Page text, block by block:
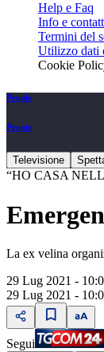
Help e Faq
Info e
Termini del
Utilizzo dati
Cookie
People
People
Televisione
“HO CASA
La ex velina
29 Lug 2021 -
29 Lug 2021 -
Segui